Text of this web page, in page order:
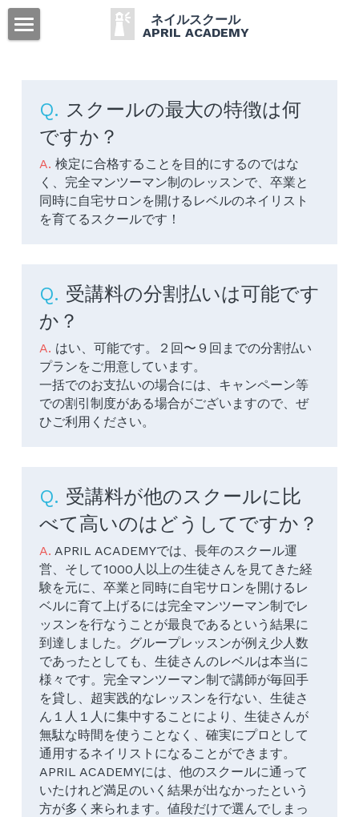
ネイルスクール
APRIL ACADEMY
APRIL ACADEMYの特徴
コースのご案内
講師
卒業生の声
よくある質問
お申込み
アクセス
お問合せ
検索
Q. スクールの最大の特徴は何
ですか？
A. 検定に合格することを目的にするのではな
く、完全マンツーマン制のレッスンで、卒業と
同時に自宅サロンを開けるレベルのネイリスト
を育てるスクールです！
Q. 受講料の分割払いは可能です
か？
A. はい、可能です。２回〜９回までの分割払い
プランをご用意しています。
一括でのお支払いの場合には、キャンペーン等
での割引制度がある場合がございますので、ぜ
ひご利用ください。
Q. 受講料が他のスクールに比
べて高いのはどうしてですか？
A. APRIL ACADEMYでは、長年のスクール運
営、そして1000人以上の生徒さんを見てきた経
験を元に、卒業と同時に自宅サロンを開けるレ
ベルに育て上げるには完全マンツーマン制でレ
ッスンを行なうことが最良であるという結果に
到達しました。グループレッスンが例え少人数
であったとしても、生徒さんのレベルは本当に
様々です。完全マンツーマン制で講師が毎回手
を貸し、超実践的なレッスンを行ない、生徒さ
ん１人１人に集中することにより、生徒さんが
無駄な時間を使うことなく、確実にプロとして
通用するネイリストになることができます。
APRIL ACADEMYには、他のスクールに通って
いたけれど満足のいく結果が出なかったという
方が多く来られます。値段だけで選んでしまっ